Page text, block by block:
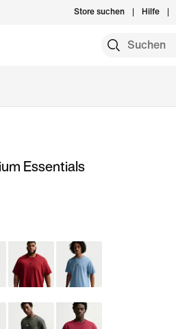
Store suchen Hilfe
Essentials